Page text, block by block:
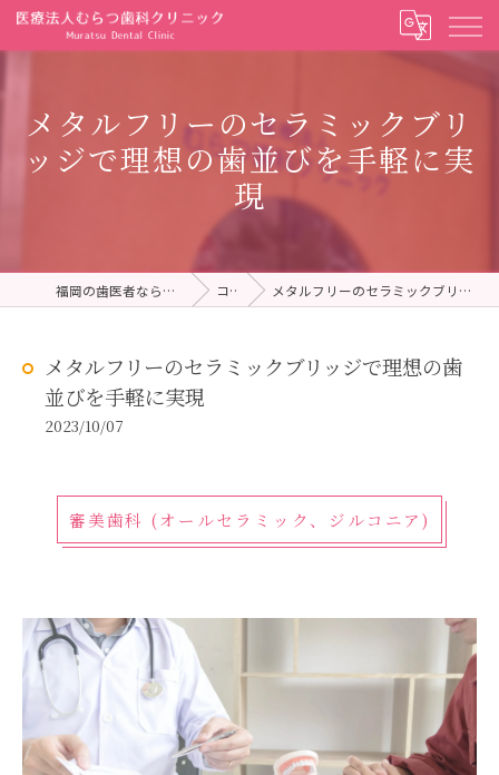
メタルフリーのセラミックブリ
ッジで理想の歯並びを手軽に実
現
福岡の歯医者ならむらつ歯科クリニック コラム メタルフリーのセラミックブリッジで理想の歯並びを手軽に実現
メタルフリーのセラミックブリッジで理想の歯
並びを手軽に実現
2023/10/07
審美歯科 (オールセラミック、ジルコニア)